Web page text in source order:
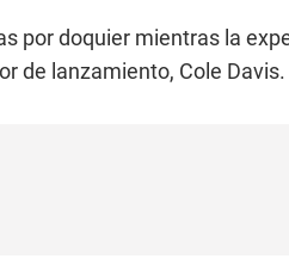
por doquier mientras la
de lanzamiento, Cole Davis.